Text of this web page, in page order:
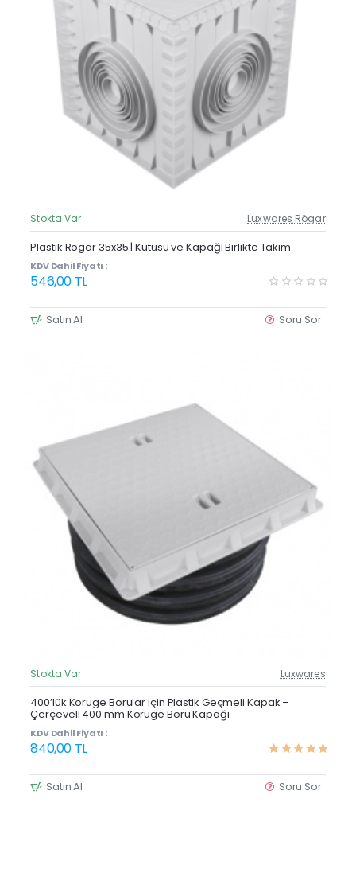
Güncel Fiyat
Stokta Var Luxwares Rögar
Plastik Rögar 35x35 | Kutusu ve Kapağı Birlikte Takım
KDV Dahil Fiyatı :
546,00 TL
Satın Al Soru Sor
Güncel Fiyat
Stokta Var Luxwares
400’lük Koruge Borular için Plastik Geçmeli Kapak –
Çerçeveli 400 mm Koruge Boru Kapağı
KDV Dahil Fiyatı :
840,00 TL
Satın Al Soru Sor